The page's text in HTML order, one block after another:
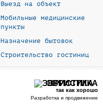
Выезд на объект
Мобильные медицинские
пункты
Назначение бытовок
Строительство гостиниц
ЭВРИСТИКА
так как хорошо
Разработка и продвижение